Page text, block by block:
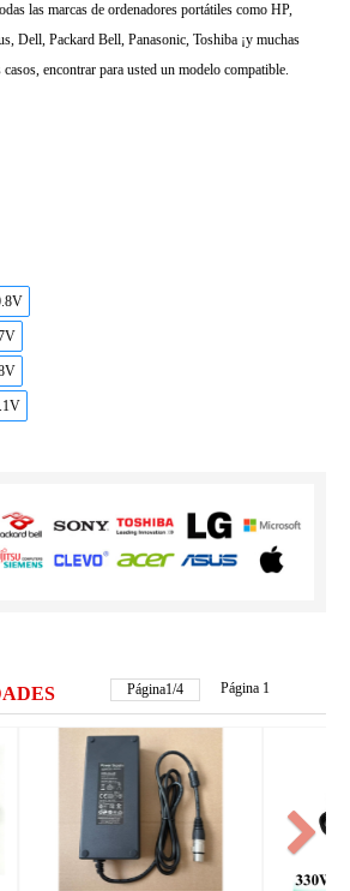
las marcas de ordenadores portátiles como HP,
Dell, Packard Bell, Panasonic, Toshiba ¡y muchas
encontrar para usted un modelo compatible.
Página2/4 Página 1